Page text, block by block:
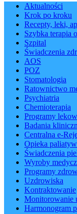
Aktualności
Krok po kroku
Recepty, leki,
Szybka terapia
Szpital
Świadczenia
AOS
POZ
Stomatologia
Ratownictwo
Psychiatria
Chemioterapia
Programy
Badania
Centralna e-
Opieka
Świadczenia
Wyroby
Programy
Uzdrowiska
Kontraktowanie
Monitorowanie
Harmonogram